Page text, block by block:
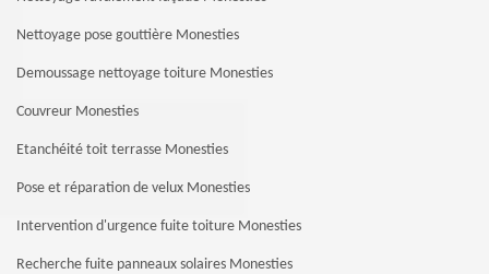
Nettoyage pose gouttière Monesties
Demoussage nettoyage toiture Monesties
Couvreur Monesties
Etanchéité toit terrasse Monesties
Pose et réparation de velux Monesties
Intervention d'urgence fuite toiture Monesties
Recherche fuite panneaux solaires Monesties